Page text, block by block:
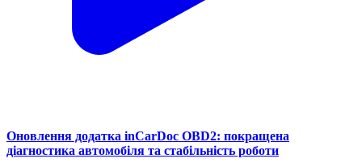
Оновлення додатка inCarDoc OBD2: покращена
діагностика автомобіля та стабільність роботи